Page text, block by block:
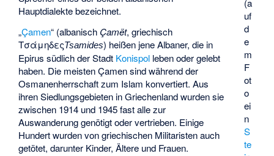
(a
uf
d
e
m
F
ot
o
ei
n
S
te
Hauptdialekte bezeichnet.
„Çamen“ (albanisch Çamët, griechisch
ΤσάμηδεςTsamides) heißen jene Albaner, die in
Epirus südlich der Stadt Konispol leben oder gelebt
haben. Die meisten Çamen sind während der
Osmanenherrschaft zum Islam konvertiert. Aus
ihren Siedlungsgebieten in Griechenland wurden sie
zwischen 1914 und 1945 fast alle zur
Auswanderung genötigt oder vertrieben. Einige
Hundert wurden von griechischen Militaristen auch
getötet, darunter Kinder, Ältere und Frauen.